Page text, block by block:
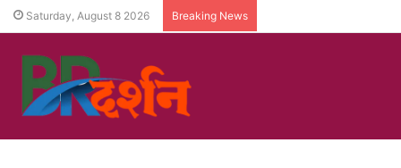
Saturday, August 8 2026 Breaking News